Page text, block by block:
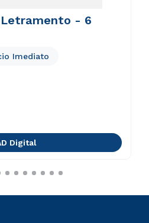
- 6
Imediato
Digital